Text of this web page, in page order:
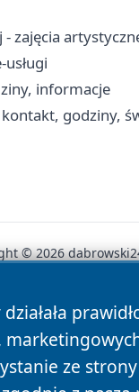
zajęcia
informacje
godziny,
ze
© 2026
Autorzy Polityka